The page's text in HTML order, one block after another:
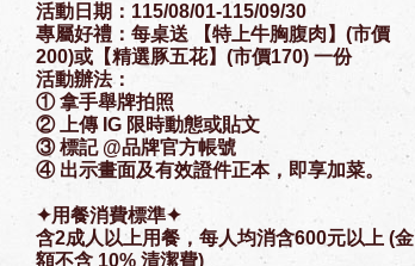
活動日期：115/08/01-115/09/30
專屬好禮：每桌送 【特上牛胸腹肉】(市價
200)或【精選豚五花】(市價170) 一份
活動辦法：
① 拿手舉牌拍照
② 上傳 IG 限時動態或貼文
③ 標記 @品牌官方帳號
④ 出示畫面及有效證件正本，即享加菜。
✦用餐消費標準✦
含2成人以上用餐，每人均消含600元以上 (金
額不含 10% 清潔費)